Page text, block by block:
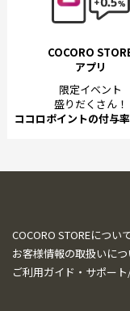
COCORO
アプリ
限定イベント
盛りだくさん！
ココロポイントの付与
COCORO STOREについ
お客様情報の取扱いにつ
ご利用ガイド・サポー